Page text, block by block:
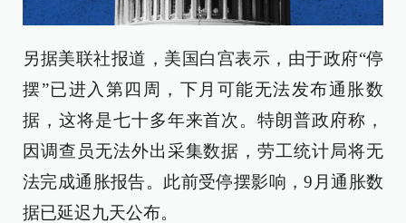
另据美联社报道，美国白宫表示，由于政府“停
摆”已进入第四周，下月可能无法发布通胀数
据，这将是七十多年来首次。特朗普政府称，
因调查员无法外出采集数据，劳工统计局将无
法完成通胀报告。此前受停摆影响，9月通胀数
据已延迟九天公布。